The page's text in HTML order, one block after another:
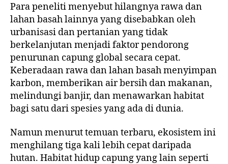
Para peneliti menyebut hilangnya rawa dan
lahan basah lainnya yang disebabkan oleh
urbanisasi dan pertanian yang tidak
berkelanjutan menjadi faktor pendorong
penurunan capung global secara cepat.
Keberadaan rawa dan lahan basah menyimpan
karbon, memberikan air bersih dan makanan,
melindungi banjir, dan menawarkan habitat
bagi satu dari spesies yang ada di dunia.
Namun menurut temuan terbaru, ekosistem ini
menghilang tiga kali lebih cepat daripada
hutan. Habitat hidup capung yang lain seperti